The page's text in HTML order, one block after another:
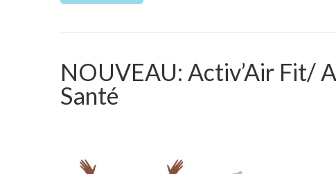
NOUVEAU: Activ’Air Fit/
Santé